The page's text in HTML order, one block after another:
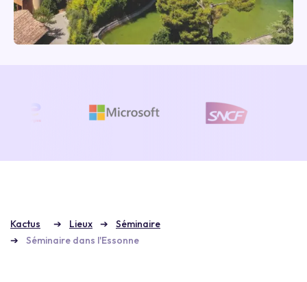
Kactus Lieux
Séminaire
Séminaire dans l'Essonne